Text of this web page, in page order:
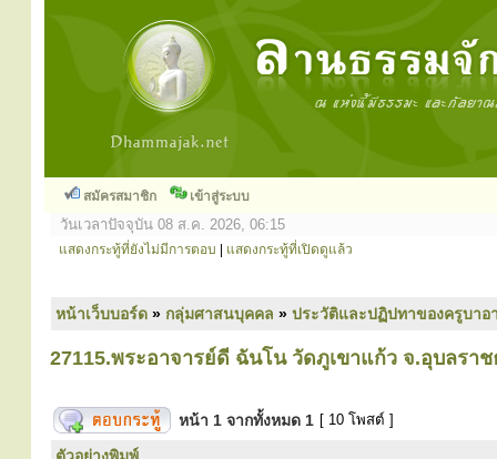
สมัครสมาชิก เข้าสู่ระบบ
วันเวลาปัจจุบัน 08 ส.ค. 2026, 06:15
แสดงกระทู้ที่ยังไม่มีการตอบ แสดงกระทู้ที่เปิดดูแล้ว
หน้าเว็บบอร์ด » กลุ่มศาสนบุคคล » ประวัติและปฏิปทาของครูบาอ
27115.พระอาจารย์ดี ฉันโน วัดภูเขาแก้ว จ.อุบลรา
หน้า 1 จากทั้งหมด 1 [ 10 โพสต์ ]